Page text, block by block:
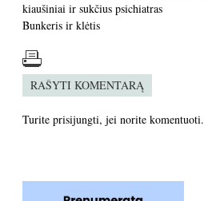
kiaušiniai ir sukčius psichiatras
Bunkeris ir klėtis
RAŠYTI KOMENTARĄ
Turite prisijungti, jei norite komentuoti.